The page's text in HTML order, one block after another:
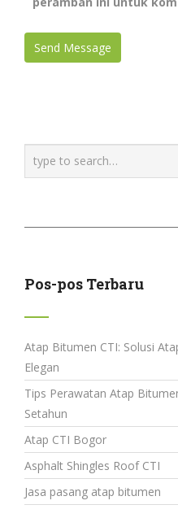
Pos-pos Terbaru
Atap Bitumen CTI: Solusi
Elegan
Tips Perawatan Atap
Setahun
Atap CTI Bogor
Asphalt Shingles Roof CTI
Jasa pasang atap bitumen